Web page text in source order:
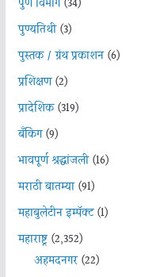
पुणे विभाग(34)
पुण्यतिथी(3)
पुस्तक / ग्रंथ प्रकाशन(6)
प्रशिक्षण(2)
प्रादेशिक(319)
बँकिंग(9)
भावपूर्ण श्रद्धांजली(16)
मराठी बातम्या(91)
महाबुलेटीन इम्पॅक्ट(1)
महाराष्ट्र(2,352)
अहमदनगर(22)